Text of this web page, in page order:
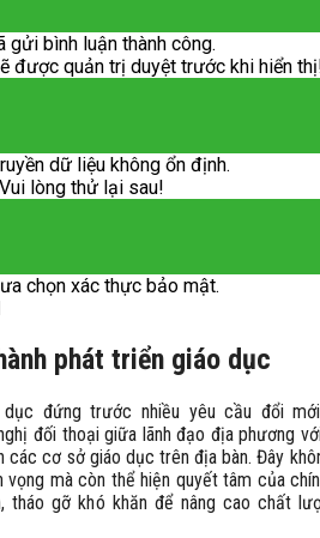
gửi bình luận thành công.
được quản trị duyệt trước khi hiển
dữ liệu không ổn định.
Vui lòng thử lại sau!
chọn xác thực bảo mật.
phát triển giáo dục
đứng trước nhiều yêu cầu đổi
đối thoại giữa lãnh đạo địa phương
các cơ sở giáo dục trên địa bàn. Đây
mà còn thể hiện quyết tâm của
tháo gỡ khó khăn để nâng cao chất